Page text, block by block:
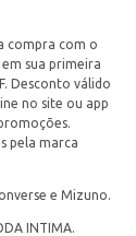
compra com o
em sua primeira
Desconto válido
no site ou app
pela marca
e Mizuno.
INTIMA.